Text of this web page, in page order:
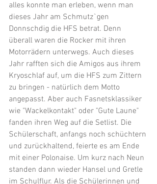
alles konnte man erleben, wenn man
dieses Jahr am Schmutz`gen
Donnschdig die HFS betrat. Denn
überall waren die Rocker mit ihren
Motorrädern unterwegs. Auch dieses
Jahr rafften sich die Amigos aus ihrem
Kryoschlaf auf, um die HFS zum Zittern
zu bringen - natürlich dem Motto
angepasst. Aber auch Fasnetsklassiker
wie "Wackelkontakt" oder "Gute Laune"
fanden ihren Weg auf die Setlist. Die
Schülerschaft, anfangs noch schüchtern
und zurückhaltend, feierte es am Ende
mit einer Polonaise. Um kurz nach Neun
standen dann wieder Hansel und Gretle
im Schulflur. Als die Schülerinnen und